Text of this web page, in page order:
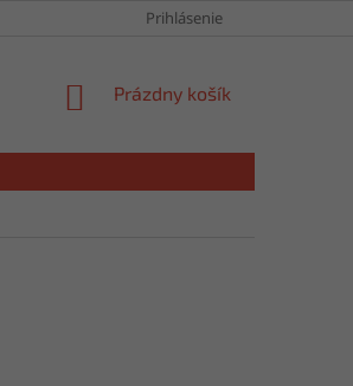
Prihlásenie
NÁKUPNÝ
Prázdny košík